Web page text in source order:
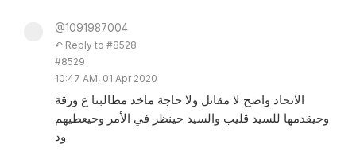
@1091987004
↶ Reply to #8528
#8529
10:47 AM, 01 Apr 2020
الاتحاد واضح لا مقاتل ولا حاجة ماخد مطالبنا ع ورقة
وحيقدمها للسيد ڤليب والسيد حينظر في الأمر وحيعطيهم
ود